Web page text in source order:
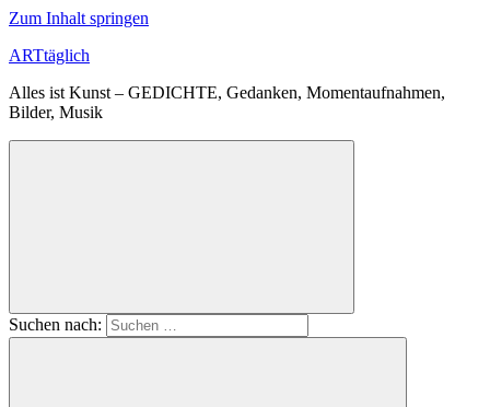
Zum Inhalt springen
ARTtäglich
Alles ist Kunst – GEDICHTE, Gedanken, Momentaufnahmen,
Bilder, Musik
Suchen nach: